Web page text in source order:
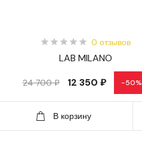
0 отзывов
LAB MILANO
24 700 ₽ 12 350 ₽ -50%
В корзину